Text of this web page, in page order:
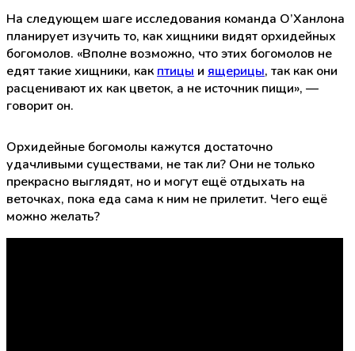
На следующем шаге исследования команда О’Ханлона
планирует изучить то, как хищники видят орхидейных
богомолов. «Вполне возможно, что этих богомолов не
едят такие хищники, как птицы и ящерицы, так как они
расценивают их как цветок, а не источник пищи», —
говорит он.
Орхидейные богомолы кажутся достаточно
удачливыми существами, не так ли? Они не только
прекрасно выглядят, но и могут ещё отдыхать на
веточках, пока еда сама к ним не прилетит. Чего ещё
можно желать?